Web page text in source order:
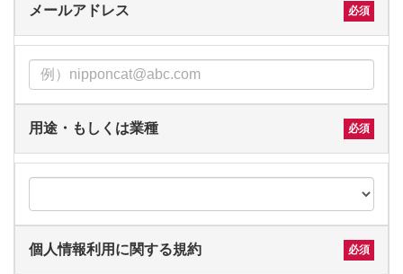
メールアドレス
用途・もしくは業種
個人情報利用に関する規約